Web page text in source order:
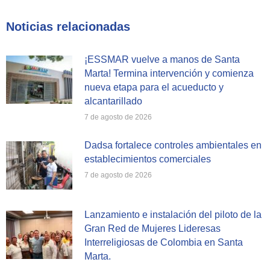
Noticias relacionadas
¡ESSMAR vuelve a manos de Santa
Marta! Termina intervención y comienza
nueva etapa para el acueducto y
alcantarillado
7 de agosto de 2026
Dadsa fortalece controles ambientales en
establecimientos comerciales
7 de agosto de 2026
Lanzamiento e instalación del piloto de la
Gran Red de Mujeres Lideresas
Interreligiosas de Colombia en Santa
Marta.